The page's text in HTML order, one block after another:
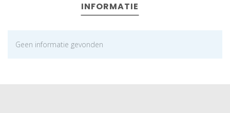
INFORMATIE
Geen informatie gevonden